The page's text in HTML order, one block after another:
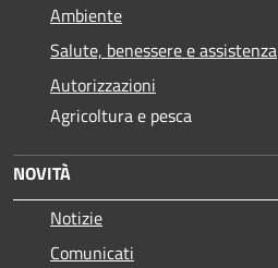
Ambiente
Salute, benessere e assistenza
Autorizzazioni
Agricoltura e pesca
NOVITÀ
Notizie
Comunicati